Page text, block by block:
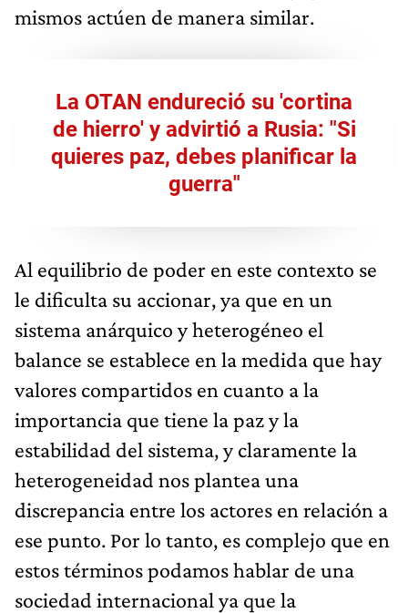
mismos actúen de manera similar.
La OTAN endureció su 'cortina
de hierro' y advirtió a Rusia: "Si
quieres paz, debes planificar la
guerra"
Al equilibrio de poder en este contexto se
le dificulta su accionar, ya que en un
sistema anárquico y heterogéneo el
balance se establece en la medida que hay
valores compartidos en cuanto a la
importancia que tiene la paz y la
estabilidad del sistema, y claramente la
heterogeneidad nos plantea una
discrepancia entre los actores en relación a
ese punto. Por lo tanto, es complejo que en
estos términos podamos hablar de una
sociedad internacional ya que la